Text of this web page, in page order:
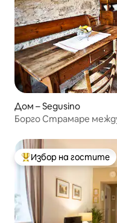
Дом – Segusino
Борго Страмаре
Най-популярен избор
Избор на гостите